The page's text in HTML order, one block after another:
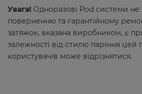
Увага! Одноразові Pod системи не
поверненню та гарантійному
затяжок, вказана виробником, є
залежності від стилю паріння цей
користувачів може відрізнятися.